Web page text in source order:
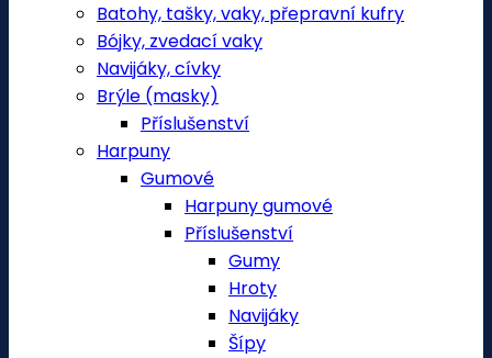
Batohy, tašky, vaky, přepravní kufry
Bójky, zvedací vaky
Navijáky, cívky
Brýle (masky)
Příslušenství
Harpuny
Gumové
Harpuny gumové
Příslušenství
Gumy
Hroty
Navijáky
Šípy